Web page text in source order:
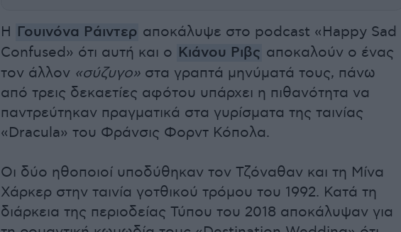
Η Γουινόνα Ράιντερ αποκάλυψε στο podcast «Happy Sad
Confused» ότι αυτή και ο Κιάνου Ριβς αποκαλούν ο ένας
τον άλλον «σύζυγο» στα γραπτά μηνύματά τους, πάνω
από τρεις δεκαετίες αφότου υπάρχει η πιθανότητα να
παντρεύτηκαν πραγματικά στα γυρίσματα της ταινίας
«Dracula» του Φράνσις Φορντ Κόπολα.
Οι δύο ηθοποιοί υποδύθηκαν τον Τζόναθαν και τη Μίνα
Χάρκερ στην ταινία γοτθικού τρόμου του 1992. Κατά τη
διάρκεια της περιοδείας Τύπου του 2018 αποκάλυψαν για